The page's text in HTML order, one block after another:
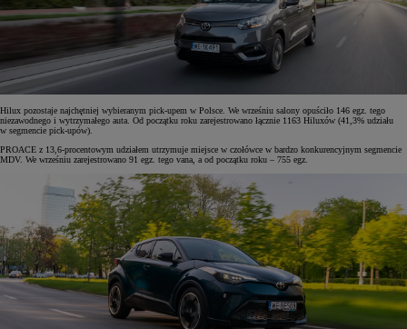
Hilux pozostaje najchętniej wybieranym pick-upem w Polsce. We wrześniu salony opuściło 146 egz. tego
niezawodnego i wytrzymałego auta. Od początku roku zarejestrowano łącznie 1163 Hiluxów (41,3% udziału
w segmencie pick-upów).
PROACE z 13,6-procentowym udziałem utrzymuje miejsce w czołówce w bardzo konkurencyjnym segmencie
MDV. We wrześniu zarejestrowano 91 egz. tego vana, a od początku roku – 755 egz.